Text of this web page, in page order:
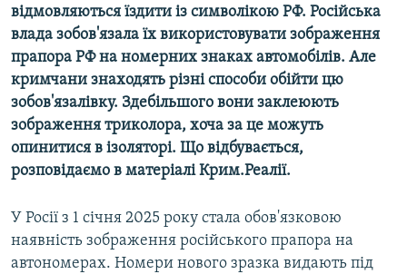
відмовляються їздити із символікою РФ. Російська
влада зобов'язала їх використовувати зображення
прапора РФ на номерних знаках автомобілів. Але
кримчани знаходять різні способи обійти цю
зобов'язалівку. Здебільшого вони заклеюють
зображення триколора, хоча за це можуть
опинитися в ізоляторі. Що відбувається,
розповідаємо в матеріалі Крим.Реалії.
У Росії з 1 січня 2025 року стала обов'язковою
наявність зображення російського прапора на
автономерах. Номери нового зразка видають під